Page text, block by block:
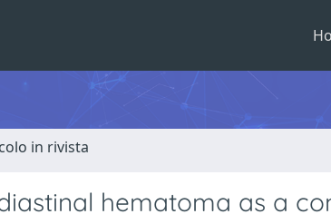
in rivista
hematoma as a